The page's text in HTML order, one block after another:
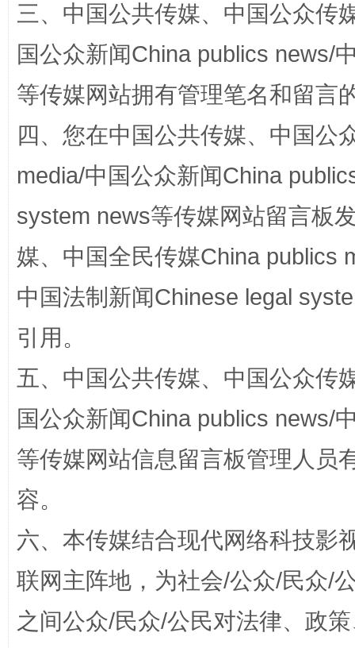
国家大学科技园优化重塑工作
扯下公款旅游的“隐身衣” 如何以
三、中国公共传媒、中国公众传
国公众新闻China publics news/
等传媒网站拥有管理笔名和留言
四、您在中国公共传媒、中国公
media/中国公众新闻China
system news等传媒网站留言板
媒、中国全民传媒China publics
中国法制新闻Chinese legal
引用。
五、中国公共传媒、中国公众传
国公众新闻China publics news/
等传媒网站信息留言板管理人员
容。
六、本传媒结合现代网络科技影
联网主阵地，为社会/公众/民众/
之间公众/民众/公民对法律、政